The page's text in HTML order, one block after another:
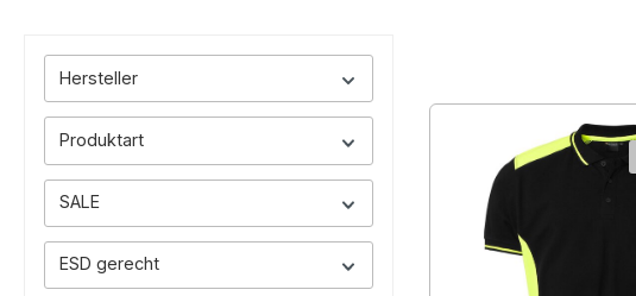
Hersteller
Produktart
SALE
ESD gerecht